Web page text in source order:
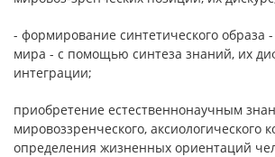
- формирование синтетического образа
мира - с помощью синтеза знаний, их
интеграции;
приобретение естественнонаучным
мировоззренческого, аксиологического
определения жизненных ориентаций